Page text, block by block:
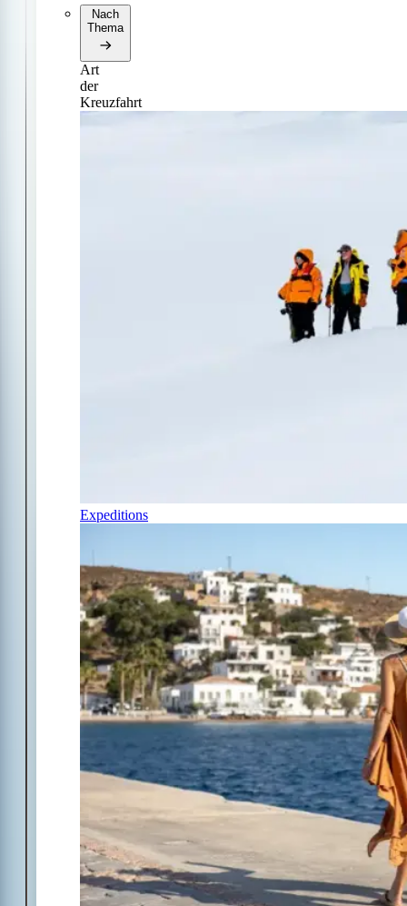
Nach
Thema
Art
der
Kreuzfahrt
Expeditions